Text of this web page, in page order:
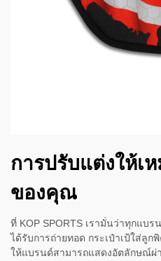
การปรับแต่งให้เ
ของคุณ
ที่ KOP SPORTS เรามั่นว่าทุกแบร
ได้รับการถ่ายทอด กระเป๋าเป้ใส่ลู
ให้แบรนด์สามารถแสดงอัตลักษณ์ผ่